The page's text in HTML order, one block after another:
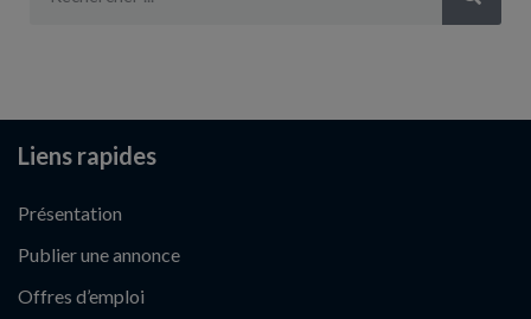
Liens rapides
Présentation
Publier une annonce
Offres d’emploi